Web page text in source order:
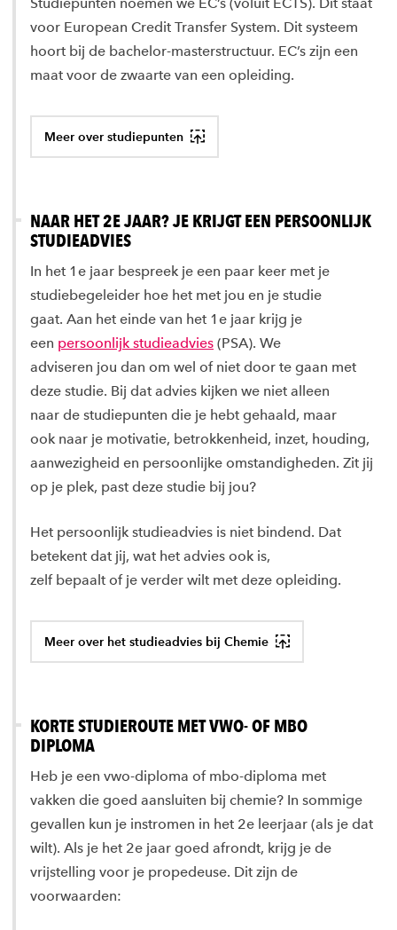
Studiepunten noemen we EC’s (voluit ECTS). Dit staat
voor European Credit Transfer System. Dit systeem
hoort bij de bachelor-masterstructuur. EC’s zijn een
maat voor de zwaarte van een opleiding.
Meer over studiepunten
NAAR HET 2E JAAR? JE KRIJGT EEN PERSOONLIJK
STUDIEADVIES
In het 1e jaar bespreek je een paar keer met je
studiebegeleider hoe het met jou en je studie
gaat. Aan het einde van het 1e jaar krijg je
een persoonlijk studieadvies (PSA). We
adviseren jou dan om wel of niet door te gaan met
deze studie. Bij dat advies kijken we niet alleen
naar de studiepunten die je hebt gehaald, maar
ook naar je motivatie, betrokkenheid, inzet, houding,
aanwezigheid en persoonlijke omstandigheden. Zit jij
op je plek, past deze studie bij jou?
Het persoonlijk studieadvies is niet bindend. Dat
betekent dat jij, wat het advies ook is,
zelf bepaalt of je verder wilt met deze opleiding.
Meer over het studieadvies bij Chemie
KORTE STUDIEROUTE MET VWO- OF MBO
DIPLOMA
Heb je een vwo-diploma of mbo-diploma met
vakken die goed aansluiten bij chemie? In sommige
gevallen kun je instromen in het 2e leerjaar (als je dat
wilt). Als je het 2e jaar goed afrondt, krijg je de
vrijstelling voor je propedeuse. Dit zijn de
voorwaarden: